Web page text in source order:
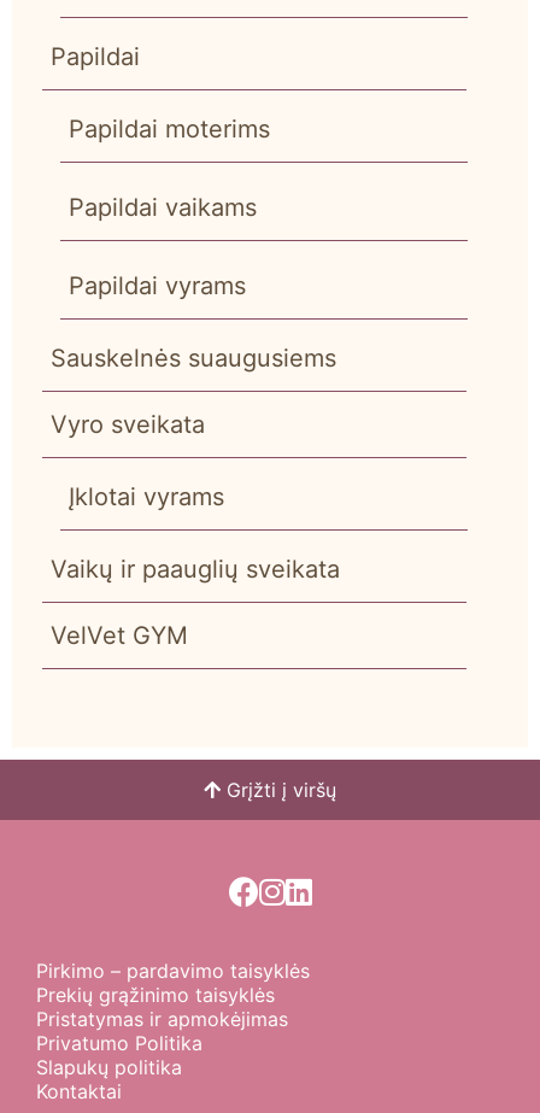
Papildai
Papildai moterims
Papildai vaikams
Papildai vyrams
Sauskelnės suaugusiems
Vyro sveikata
Įklotai vyrams
Vaikų ir paauglių sveikata
VelVet GYM
Grįžti į viršų
Pirkimo – pardavimo taisyklės
Prekių grąžinimo taisyklės
Pristatymas ir apmokėjimas
Privatumo Politika
Slapukų politika
Kontaktai